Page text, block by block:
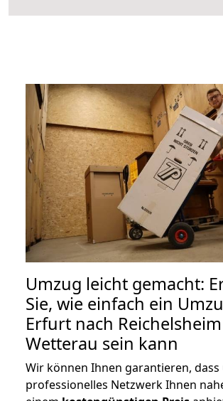
Umzug leicht gemacht:
Sie, wie einfach ein
Erfurt nach Reichelsheim
Wetterau sein kann
Wir können Ihnen garantieren, dass
professionelles Netzwerk Ihnen